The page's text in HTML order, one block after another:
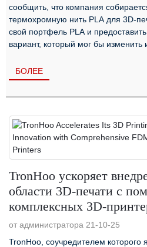
сообщить, что компания
термохромную нить PLA для 3D-
свой портфель PLA и
вариант, который мог бы изменить
БОЛЕЕ
TronHoo ускоряет
области 3D-печати с
комплексных 3D-
от администратора 21-10-25
TronHoo, соучредителем которого